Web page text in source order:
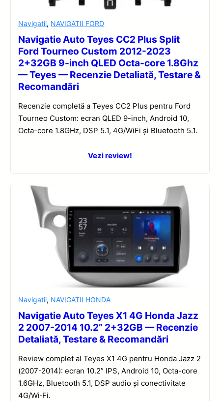
Navigatii, NAVIGATII FORD
Navigatie Auto Teyes CC2 Plus Split
Ford Tourneo Custom 2012-2023
2+32GB 9-inch QLED Octa-core 1.8Ghz
— Teyes — Recenzie Detaliată, Testare &
Recomandări
Recenzie completă a Teyes CC2 Plus pentru Ford
Tourneo Custom: ecran QLED 9-inch, Android 10,
Octa-core 1.8GHz, DSP 5.1, 4G/WiFi și Bluetooth 5.1.
Vezi review!
Navigatii, NAVIGATII HONDA
Navigatie Auto Teyes X1 4G Honda Jazz
2 2007-2014 10.2” 2+32GB — Recenzie
Detaliată, Testare & Recomandări
Review complet al Teyes X1 4G pentru Honda Jazz 2
(2007-2014): ecran 10.2” IPS, Android 10, Octa-core
1.6GHz, Bluetooth 5.1, DSP audio și conectivitate
4G/Wi‑Fi.